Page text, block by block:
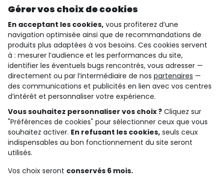
qui sommes-nous ?
besoin d'aide ?
le club fidélité
notre catalogue
Conditions générales de ventes et d'utilisation
Conditions d’utilisation des réseaux sociaux
Politique de confidentialité
Cookies et données personnelles
Gérer vos choix de cookies
En acceptant les cookies, vous profiterez d’une
navigation optimisée ainsi que de recommandations de
produits plus adaptées à vos besoins. Ces cookies servent
à : mesurer l’audience et les performances du site,
identifier les éventuels bugs rencontrés, vous adresser —
directement ou par l’intermédiaire de nos partenaires —
des communications et publicités en lien avec vos centres
d’intérêt et personnaliser votre expérience.
Vous souhaitez personnaliser vos choix ? Cliquez sur
"Préférences de cookies" pour sélectionner ceux que vous
souhaitez activer. En refusant les cookies, seuls ceux
indispensables au bon fonctionnement du site seront
utilisés.
Vos choix seront conservés 6 mois.